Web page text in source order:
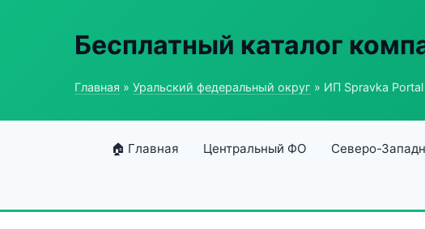
Бесплатный каталог
Главная » Уральский федеральный округ » ИП Spravka Portal
🏠 Главная Центральный ФО Северо-